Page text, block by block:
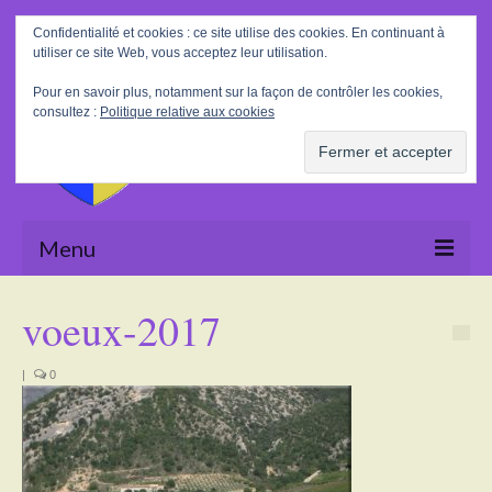
Rechercher
:
Menu
La Mairie
Le village
Tourisme
voeux-2017
| 0
Confidentialité et cookies : ce site utilise des cookies. En continuant à
utiliser ce site Web, vous acceptez leur utilisation.
Pour en savoir plus, notamment sur la façon de contrôler les cookies,
consultez : Politique relative aux cookies